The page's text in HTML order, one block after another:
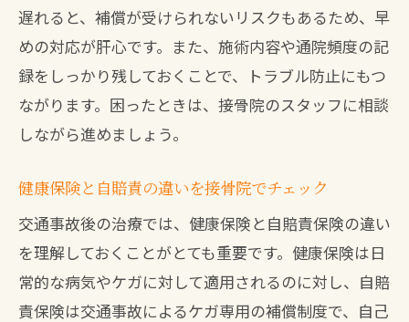
遅れると、補償が受けられないリスクもあるため、早
めの対応が肝心です。また、施術内容や通院頻度の記
録をしっかり残しておくことで、トラブル防止にもつ
ながります。困ったときは、接骨院のスタッフに相談
しながら進めましょう。
健康保険と自賠責の違いを接骨院でチェック
交通事故後の治療では、健康保険と自賠責保険の違い
を理解しておくことがとても重要です。健康保険は日
常的な病気やケガに対して適用されるのに対し、自賠
責保険は交通事故によるケガ専用の補償制度で、自己